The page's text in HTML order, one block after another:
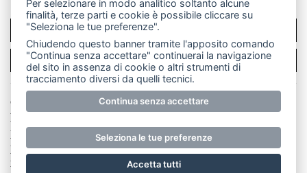
SCRIVICI
PER LA TUA PUBBLICITÀ
© Copyright Merateonline S.r.l. - Tutti i diritti riservati.
E' proibita la riproduzione e pubblicazione anche
parziale di testi, articoli e immagini senza la
preventiva autorizzazione scritta dell'editore. RI Lecco
numero Rea LC 291.277 - Capitale sociale 10.329,14 €
Per selezionare in modo analitico soltanto alcune
finalità, terze parti e cookie è possibile cliccare su
"Seleziona le tue preferenze".
Chiudendo questo banner tramite l'apposito comando
"Continua senza accettare" continuerai la navigazione
del sito in assenza di cookie o altri strumenti di
tracciamento diversi da quelli tecnici.
Continua senza accettare
Seleziona le tue preferenze
Accetta tutti